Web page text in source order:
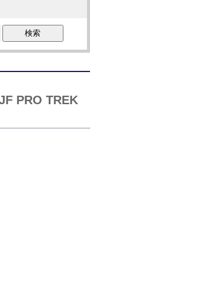
検索
PRO TREK